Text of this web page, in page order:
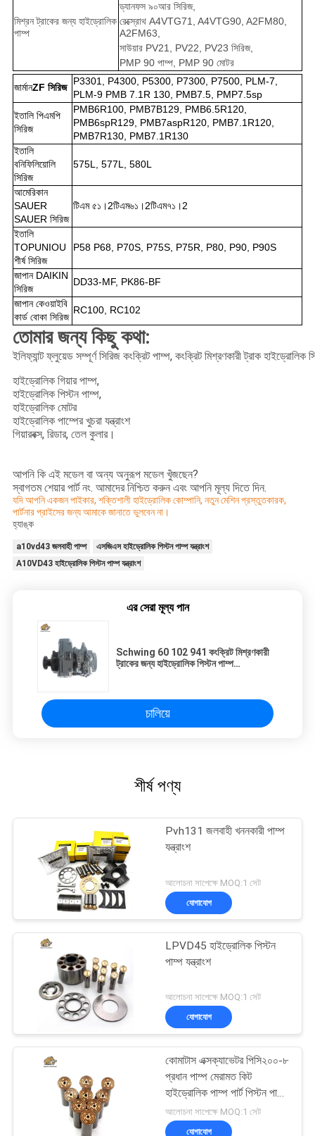
মিশ্রন ট্রাকের জন্য হাইড্রোলিক
পাম্প
ড্যানফস ৯০আর সিরিজ,
রেক্স্রোথ A4VTG71, A4VTG90, A2FM80,
A2FM63,
সাউয়ার PV21, PV22, PV23 সিরিজ,
PMP 90 পাম্প, PMP 90 মোটর
জার্মানZF সিরিজ
P3301, P4300, P5300, P7300, P7500, PLM-7,
PLM-9 PMB 7.1R 130, PMB7.5, PMP7.5sp
ইতালি পিএমপি
সিরিজ
PMB6R100, PMB7B129, PMB6.5R120,
PMB6spR129, PMB7aspR120, PMB7.1R120,
PMB7R130, PMB7.1R130
ইতালি
বনিফিলিয়োলি
সিরিজ
575L, 577L, 580L
আমেরিকান
SAUER
SAUER সিরিজ
টিএম ৫১।2টিএম৬১।2টিএম৭১।2
ইতালি
TOPUNIOU
শীর্ষ সিরিজ
P58 P68, P70S, P75S, P75R, P80, P90, P90S
জাপান DAIKIN
সিরিজ
DD33-MF, PK86-BF
জাপান কেওয়াইবি
কার্ড বোকা সিরিজ
RC100, RC102
তোমার জন্য কিছু কথা:
ইলিফ্যান্ট ফ্লুয়েড সম্পূর্ণ সিরিজ কংক্রিট পাম্প, কংক্রিট মিশ্রণকারী ট্রাক হাইড্রোলিক
হাইড্রোলিক গিয়ার পাম্প,
হাইড্রোলিক পিস্টন পাম্প,
হাইড্রোলিক মোটর
হাইড্রোলিক পাম্পের খুচরা যন্ত্রাংশ
গিয়ারবক্স, রিডার, তেল কুলার।
আপনি কি এই মডেল বা অন্য অনুরূপ মডেল খুঁজছেন?
স্বাগতম শেয়ার পার্ট নং. আমাদের নিশ্চিত করুন এবং আপনি মূল্য দিতে দিন.
যদি আপনি একজন পাইকার, শক্তিশালী হাইড্রোলিক কোম্পানি, নতুন মেশিন প্রস্তুতকারক,
পার্টনার প্রাইসের জন্য আমাকে জানাতে ভুলবেন না।
হ্যাঙ্ক
a10vd43 জলবাহী পাম্প
এসজিএস হাইড্রোলিক পিস্টন পাম্প যন্ত্রাংশ
A10VD43 হাইড্রোলিক পিস্টন পাম্প যন্ত্রাংশ
এর সেরা মূল্য পান
Schwing 60 102 941 কংক্রিট মিশ্রণকারী
ট্রাকের জন্য হাইড্রোলিক পিস্টন পাম্প
চালিয়ে
শীর্ষ পণ্য
Pvh131 জলবাহী খননকারী পাম্প
যন্ত্রাংশ
আলোচনা সাপেক্ষে MOQ:1 সেট
যোগাযোগ
LPVD45 হাইড্রোলিক পিস্টন
পাম্প যন্ত্রাংশ
আলোচনা সাপেক্ষে MOQ:1 সেট
যোগাযোগ
কোমাটাস এক্সক্যাভেটর পিসি২০০-৮
প্রধান পাম্প মেরামত কিট
হাইড্রোলিক পাম্প পার্ট পিস্টন পাম্প
রক্ষণাবেক্ষণ মেরামতের পরিষেবা
আলোচনা সাপেক্ষে MOQ:1 সেট
যোগাযোগ